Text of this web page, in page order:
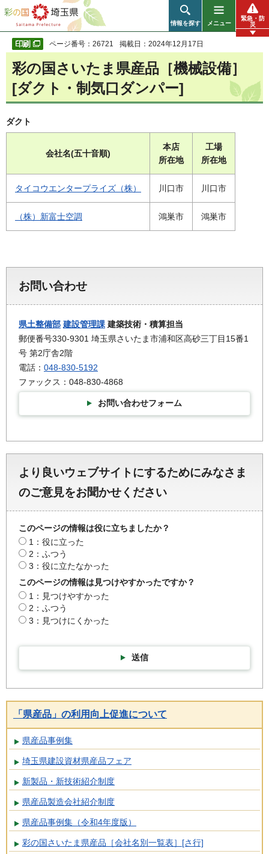
彩の国 埼玉県
情報を探す メニュー
緊急・防
災
ページ番号：26721 掲載日：2024年12月17日
彩の国さいたま県産品［機械設備］
[ダクト・制気口ダンパー]
ダクト
会社名(五十音順)
本店
所在地
工場
所在地
タイコウエンタープライズ（株） 川口市 川口市
（株）新富士空調 鴻巣市 鴻巣市
お問い合わせ
県土整備部 建設管理課 建築技術・積算担当
郵便番号330-9301 埼玉県さいたま市浦和区高砂三丁目15番1
号 第2庁舎2階
電話： 048-830-5192
ファックス：048-830-4868
お問い合わせフォーム
より良いウェブサイトにするためにみなさま
のご意見をお聞かせください
このページの情報は役に立ちましたか？
1：役に立った
2：ふつう
3：役に立たなかった
このページの情報は見つけやすかったですか？
1：見つけやすかった
2：ふつう
3：見つけにくかった
送信
「県産品」の利用向上促進について
県産品事例集
埼玉県建設資材県産品フェア
新製品・新技術紹介制度
県産品製造会社紹介制度
県産品事例集（令和4年度版）
彩の国さいたま県産品［会社名別一覧表］[さ行]